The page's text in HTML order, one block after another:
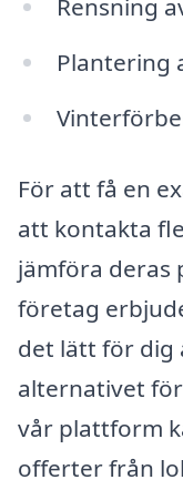
Rensning
Plantering
För att få en
att kontakta
jämföra deras
företag
det lätt för dig
alternativet
vår plattform
offerter från